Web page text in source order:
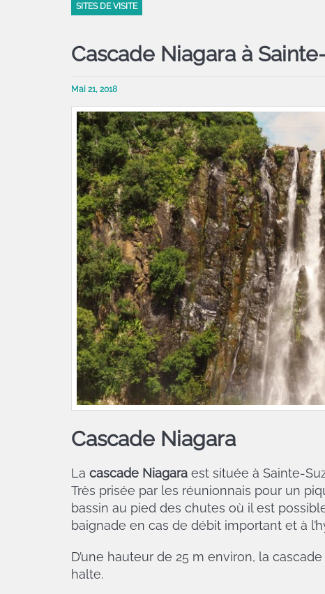
SITES DE VISITE
Cascade Niagara à
Mai 21, 2018
Cascade Niagara
La cascade Niagara est située à Sainte-
Très prisée par les réunionnais pour un
bassin au pied des chutes où il est
baignade en cas de débit important et à
D’une hauteur de 25 m environ, la
halte.